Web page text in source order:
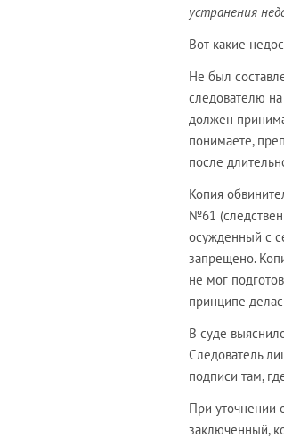
устранения
Вот какие
Не был
следователю
должен
понимаете,
после
Копия
№61
осужденный с
запрещено.
не мог
принципе
В суде
Следователь
подписи там,
При уточнении
заключённый,